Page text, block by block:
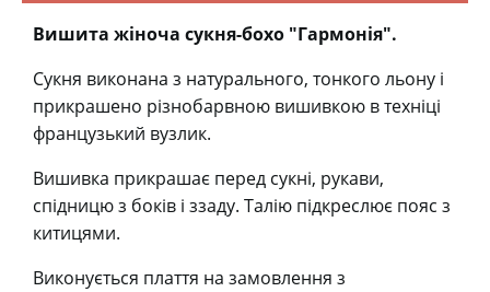
Вишита жіноча сукня-бохо "Гармонія".
Сукня виконана з натурального, тонкого льону і
прикрашено різнобарвною вишивкою в техніці
французький вузлик.
Вишивка прикрашає перед сукні, рукави,
спідницю з боків і ззаду. Талію підкреслює пояс з
китицями.
Виконується плаття на замовлення з